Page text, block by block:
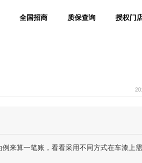
全国招商 质保查询 授权门
来算一笔账，看看采用不同方式在车漆上